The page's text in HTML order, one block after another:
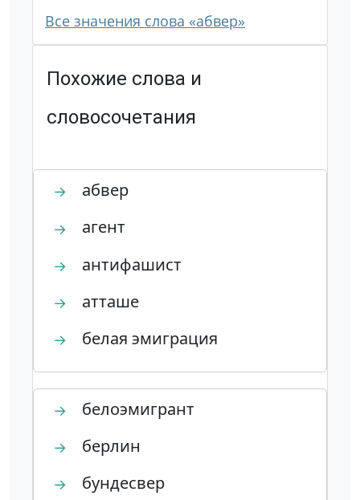
Все значения слова «абвер»
Похожие слова и
словосочетания
→ абвер
→ агент
→ антифашист
→ атташе
→ белая эмиграция
→ белоэмигрант
→ берлин
→ бундесвер